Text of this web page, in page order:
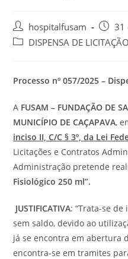
hospitalfusam
31
DISPENSA DE LICITAÇÃO
Processo nº 057/2025 –
A FUSAM – FUNDAÇÃO DE
MUNICÍPIO DE CAÇAPAVA,
inciso II, C/C § 3º, da Lei
Licitações e Contratos
Administração pretende
Fisiológico 250 ml”.
JUSTIFICATIVA: “Trata-se
sem saldo, devido ao
já se encontra em abertura
encontra-se em tramites